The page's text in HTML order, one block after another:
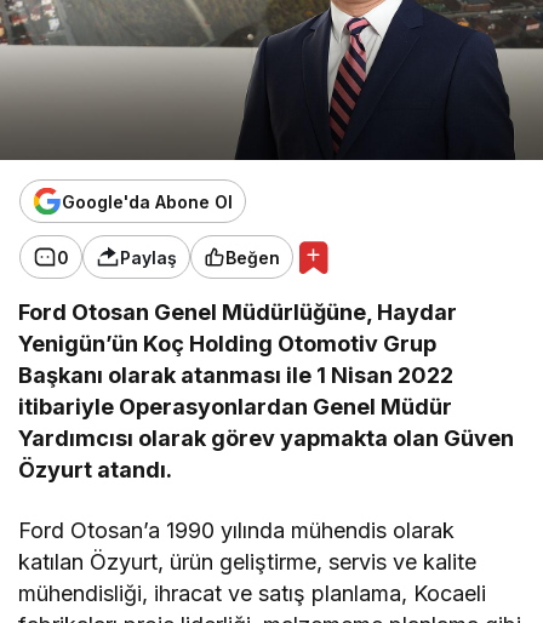
Google'da Abone Ol
0 Paylaş Beğen
Ford Otosan Genel Müdürlüğüne, Haydar
Yenigün’ün Koç Holding Otomotiv Grup
Başkanı olarak atanması ile 1 Nisan 2022
itibariyle Operasyonlardan Genel Müdür
Yardımcısı olarak görev yapmakta olan Güven
Özyurt atandı.
Ford Otosan’a 1990 yılında mühendis olarak
katılan Özyurt, ürün geliştirme, servis ve kalite
mühendisliği, ihracat ve satış planlama, Kocaeli